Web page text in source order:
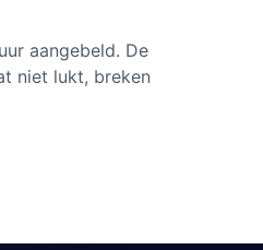
aangebeld. De
niet lukt, breken